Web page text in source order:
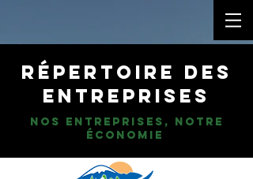
Répertoire des
entrepriseS
NOS ENTREPRISES, NOTRE
ÉCONOMIE